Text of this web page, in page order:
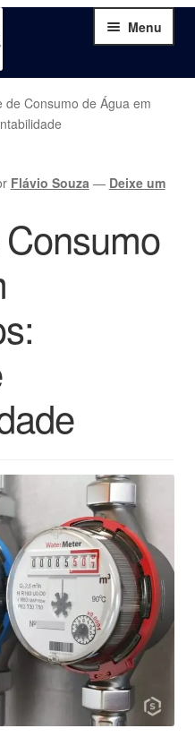
Menu
de Consumo de Água em
Flávio Souza — Deixe um